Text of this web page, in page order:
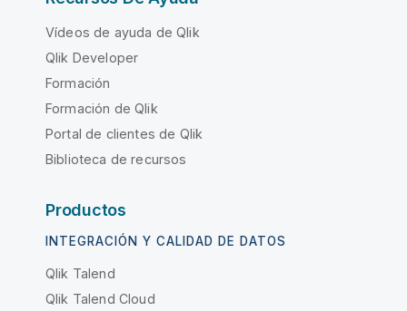
Vídeos de ayuda de Qlik
Qlik Developer
Formación
Formación de Qlik
Portal de clientes de Qlik
Biblioteca de recursos
Productos
INTEGRACIÓN Y CALIDAD DE DATOS
Qlik Talend
Qlik Talend Cloud